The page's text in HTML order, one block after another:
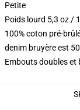
Petite
Poids lourd 5,3 oz /
100% coton pré-
denim bruyère est
Embouts doubles et